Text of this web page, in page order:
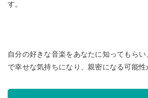
す。
自分の好きな音楽をあなたに知ってもら
で幸せな気持ちになり、親密になる可能性